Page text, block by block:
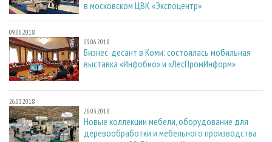
в московском ЦВК «Экспоцентр»
09.06.2018
09.06.2018
Бизнес-десант в Коми: состоялась мобильная
выставка «Инфобио» и «ЛесПромИнформ»
26.03.2018
26.03.2018
Новые коллекции мебели, оборудование для
деревообработки и мебельного производства